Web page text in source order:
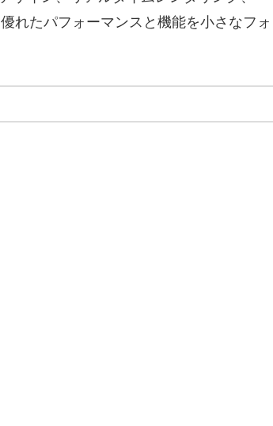
れたパフォーマンスと機能を小さなフォ